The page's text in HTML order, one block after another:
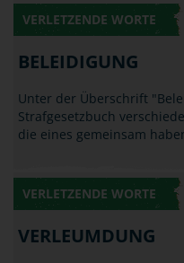
VERLETZENDE WORTE
BELEIDIGUNG
Unter der Überschrift
Strafgesetzbuch
die eines gemeinsam
VERLETZENDE WORTE
VERLEUMDUNG